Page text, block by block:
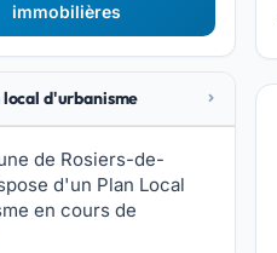
immobilières
local d'urbanisme
de Rosiers-de-
d'un Plan Local
en cours de